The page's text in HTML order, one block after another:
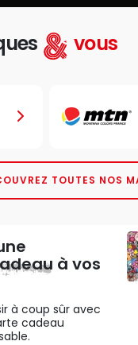
vous
TOUTES NOS
à vos
à coup sûr avec
cadeau